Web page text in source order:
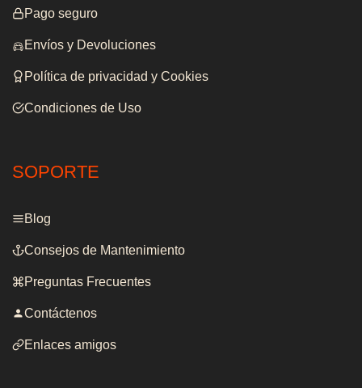
Pago seguro
Envíos y Devoluciones
Política de privacidad y Cookies
Condiciones de Uso
SOPORTE
Blog
Consejos de Mantenimiento
Preguntas Frecuentes
Contáctenos
Enlaces amigos